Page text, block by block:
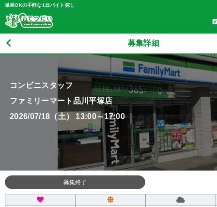
単発OKの手軽な1日バイト探し
募集詳細
コンビニスタッフ
ファミリーマート品川平塚店
2026/07/18（土） 13:00～17:00
募集終了